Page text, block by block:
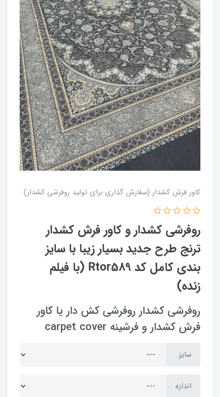
کاور فرش کشدار (سفارش گذاری برای تولید روفرشی کشدار)
روفرشی کشدار و کاور فرش کشدار
ترنج طرح جدید بسیار زیبا با سایز
بندی کامل کد Rtor589 (با فیلم
زنده)
روفرشی کشدار روفرشی کش دار یا کاور
فرش کشدار و فرشینه carpet cover
سایز
اندازه